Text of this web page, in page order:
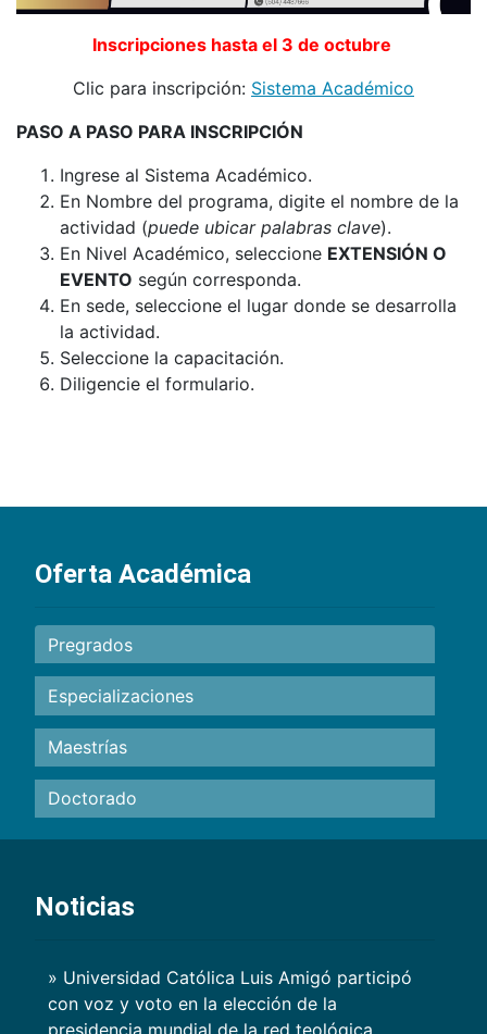
Inscripciones hasta el 3 de octubre
Clic para inscripción: Sistema Académico
PASO A PASO PARA INSCRIPCIÓN
Ingrese al Sistema Académico.
En Nombre del programa, digite el nombre de la
actividad (puede ubicar palabras clave).
En Nivel Académico, seleccione EXTENSIÓN O
EVENTO según corresponda.
En sede, seleccione el lugar donde se desarrolla
la actividad.
Seleccione la capacitación.
Diligencie el formulario.
Oferta Académica
Pregrados
Especializaciones
Maestrías
Doctorado
Noticias
» Universidad Católica Luis Amigó participó
con voz y voto en la elección de la
presidencia mundial de la red teológica